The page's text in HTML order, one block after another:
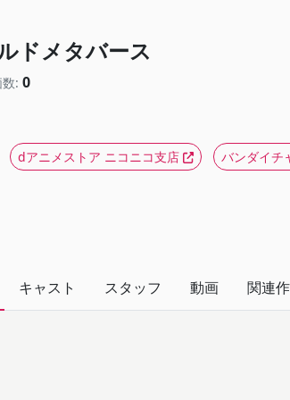
ドメタバース
: 0
dアニメストア ニコニコ支店 バンダイチ
キャスト スタッフ 動画 関連